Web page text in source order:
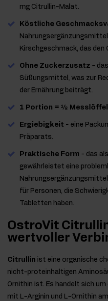
mg Citrullin-Malat.
Köstliche
Kirschgeschmack, das den
Ohne Zuckerzusatz -
Süßungsmittel, was zur
der Ernährung beiträgt.
1 Portion = ½ Messlöffel
Ergiebigkeit - eine
Präparats.
Praktische Form - das
gewährleistet eine
für Personen, die
Tabletten haben.
OstroVit
wertvoller
Citrullin ist eine organische
nicht-proteinhaltigen
Ornithin ist. Es handelt sich
mit L-Arginin und L-Ornithin